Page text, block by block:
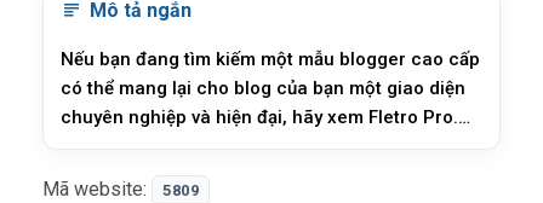
Mô tả ngắn
Nếu bạn đang tìm kiếm một mẫu blogger cao cấp
có thể mang lại cho blog của bạn một giao diện
chuyên nghiệp và hiện đại, hãy xem Fletro Pro.
này có nhiều tính năng nâng cao và tùy chọn tùy
Mã website: 5809